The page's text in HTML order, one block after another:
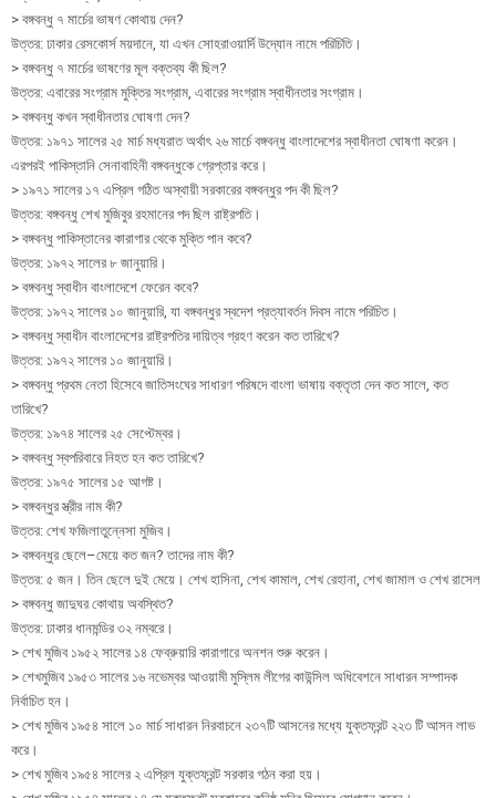
> বঙ্গবন্ধু ৭ মার্চের ভাষণ কোথায় দেন?
উত্তর: ঢাকার রেসকোর্স ময়দানে, যা এখন সোহরাওয়ার্দি উদ্যোন নামে পরিচিতি।
> বঙ্গবন্ধু ৭ মার্চের ভাষণের মূল বক্তব্য কী ছিল?
উত্তর: এবারের সংগ্রাম মুক্তির সংগ্রাম, এবারের সংগ্রাম স্বাধীনতার সংগ্রাম।
> বঙ্গবন্ধু কখন স্বাধীনতার ঘোষণা দেন?
উত্তর: ১৯৭১ সালের ২৫ মার্চ মধ্যরাত অর্থাৎ ২৬ মার্চে বঙ্গবন্ধু বাংলাদেশের স্বাধীনতা ঘোষণা করেন।
এরপরই পাকিস্তানি সেনাবাহিনী বঙ্গবন্ধুকে গ্রেপ্তার করে।
> ১৯৭১ সালের ১৭ এপ্রিল গঠিত অস্থায়ী সরকারের বঙ্গবন্ধুর পদ কী ছিল?
উত্তর: বঙ্গবন্ধু শেখ মুজিবুর রহমানের পদ ছিল রাষ্ট্রপতি।
> বঙ্গবন্ধু পাকিস্তানের কারাগার থেকে মুক্তি পান কবে?
উত্তর: ১৯৭২ সালের ৮ জানুয়ারি।
> বঙ্গবন্ধু স্বাধীন বাংলাদেশে ফেরেন কবে?
উত্তর: ১৯৭২ সালের ১০ জানুয়ারি, যা বঙ্গবন্ধুর স্বদেশ প্রত্যাবর্তন দিবস নামে পরিচিত।
> বঙ্গবন্ধু স্বাধীন বাংলাদেশের রাষ্ট্রপতির দায়িত্ব গ্রহণ করেন কত তারিখে?
উত্তর: ১৯৭২ সালের ১০ জানুয়ারি।
> বঙ্গবন্ধু প্রথম নেতা হিসেবে জাতিসংঘের সাধারণ পরিষদে বাংলা ভাষায় বক্তৃতা দেন কত সালে, কত
তারিখে?
উত্তর: ১৯৭৪ সালের ২৫ সেপ্টেম্বর।
> বঙ্গবন্ধু স্বপরিবারে নিহত হন কত তারিখে?
উত্তর: ১৯৭৫ সালের ১৫ আগষ্ট।
> বঙ্গবন্ধুর স্ত্রীর নাম কী?
উত্তর: শেখ ফজিলাতুন্নেসা মুজিব।
> বঙ্গবন্ধুর ছেলে–মেয়ে কত জন? তাদের নাম কী?
উত্তর: ৫ জন। তিন ছেলে দুই মেয়ে। শেখ হাসিনা, শেখ কামাল, শেখ রেহানা, শেখ জামাল ও শেখ রাসেল
> বঙ্গবন্ধু জাদুঘর কোথায় অবস্থিত?
উত্তর: ঢাকার ধানমন্ডির ৩২ নম্বরে।
> শেখ মুজিব ১৯৫২ সালের ১৪ ফেব্রুয়ারি কারাগারে অনশন শুরু করেন।
> শেখমুজিব ১৯৫৩ সালের ১৬ নভেম্বর আওয়ামী মুস্লিম লীগের কাউন্সিল অধিবেশনে সাধারন সম্পাদক
নির্বাচিত হন।
> শেখ মুজিব ১৯৫৪ সালে ১০ মার্চ সাধারন নিরবাচনে ২৩৭টি আসনের মধ্যে যুক্তফ্রন্ট ২২৩ টি আসন লাভ
করে।
> শেখ মুজিব ১৯৫৪ সালের ২ এপ্রিল যুক্তফ্রন্ট সরকার গঠন করা হয়।